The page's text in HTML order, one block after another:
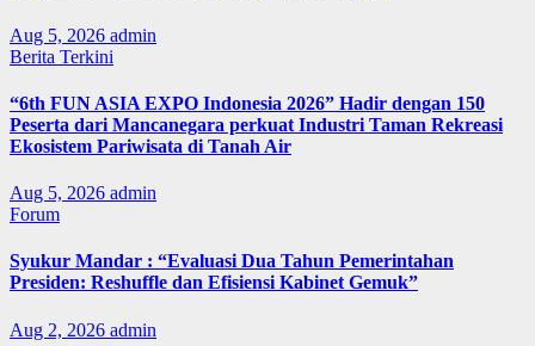
Aug 5, 2026 admin
Berita Terkini
“6th FUN ASIA EXPO Indonesia 2026” Hadir dengan 150
Peserta dari Mancanegara perkuat Industri Taman Rekreasi
Ekosistem Pariwisata di Tanah Air
Aug 5, 2026 admin
Forum
Syukur Mandar : “Evaluasi Dua Tahun Pemerintahan
Presiden: Reshuffle dan Efisiensi Kabinet Gemuk”
Aug 2, 2026 admin